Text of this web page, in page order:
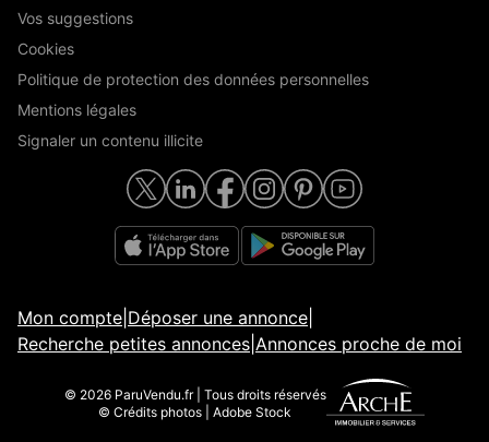
Vos suggestions
Cookies
Politique de protection des données personnelles
Mentions légales
Signaler un contenu illicite
Mon compte Déposer une annonce
Recherche petites annonces Annonces proche de moi
© 2026 ParuVendu.fr | Tous droits réservés
© Crédits photos | Adobe Stock